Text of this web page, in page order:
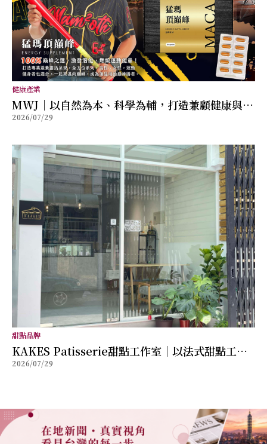
健康產業
MWJ｜以自然為本、科學為輔，打造兼顧健康與幸
福的全方位保健品牌
2026/07/29
甜點品牌
KAKES Patisserie甜點工作室｜以法式甜點工藝
打造每一份儀式感，讓創新風味成為值得珍藏的美
2026/07/29